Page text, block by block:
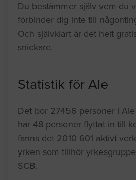
Du bestämmer själv vem du
förbinder dig inte till
Och självklart är det helt
snickare.
Statistik för Ale
Det bor 27456 personer i
har 48 personer flyttat in till
fanns det 2010 601 aktivt
yrken som tillhör
SCB.